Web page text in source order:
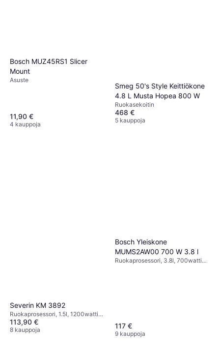
Bosch MUZ45RS1 Slicer
Mount
Asuste
11,90 €
4 kauppoja
Smeg 50's Style Keittiökone
4.8 L Musta Hopea 800 W
Ruokasekoitin
468 €
5 kauppoja
Severin KM 3892
Ruokaprosessori, 1.5l, 1200watti
Kansi syöttöaukolla,
Turbo-/Pulssitoiminto,
113,90 €
8 kauppoja
Bosch Yleiskone
MUMS2AW00 700 W 3.8 l
Ruokaprosessori, 3.8l, 700watti
117 €
9 kauppoja